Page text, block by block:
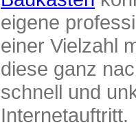
eigene
einer Vielzahl
diese ganz
schnell und
Internetauftritt.